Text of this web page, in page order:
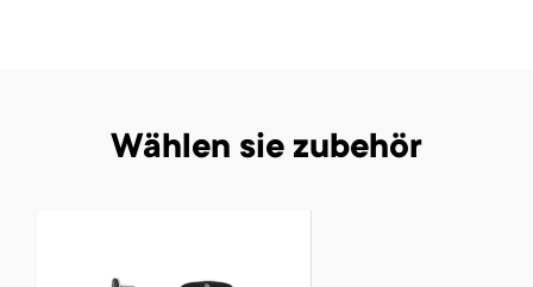
Wählen sie zubehör